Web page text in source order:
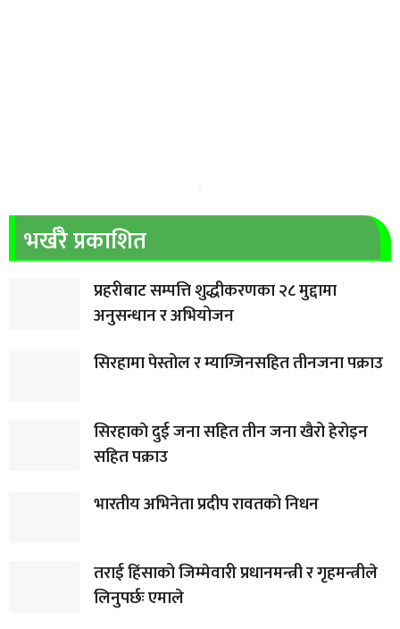
भर्खरै प्रकाशित
प्रहरीबाट सम्पत्ति शुद्धीकरणका २८ मुद्दामा
अनुसन्धान र अभियोजन
सिरहामा पेस्तोल र म्याग्जिनसहित तीनजना पक्राउ
सिरहाकाे दुई जना सहित तीन जना खैरो हेरोइन
सहित पक्राउ
भारतीय अभिनेता प्रदीप रावतको निधन
तराई हिंसाको जिम्मेवारी प्रधानमन्त्री र गृहमन्त्रीले
लिनुपर्छः एमाले